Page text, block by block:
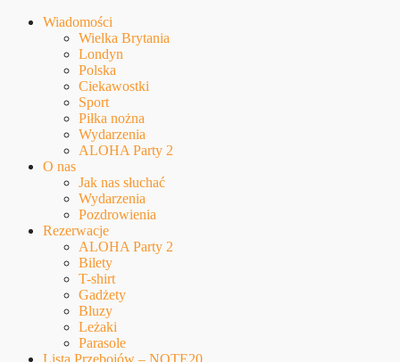
Wiadomości
Wielka Brytania
Londyn
Polska
Ciekawostki
Sport
Piłka nożna
Wydarzenia
ALOHA Party 2
O nas
Jak nas słuchać
Wydarzenia
Pozdrowienia
Rezerwacje
ALOHA Party 2
Bilety
T-shirt
Gadżety
Bluzy
Leżaki
Parasole
Lista Przebojów – NOTE20